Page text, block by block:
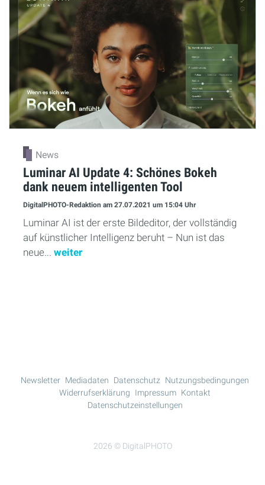
News
Luminar AI Update 4: Schönes Bokeh
dank neuem intelligenten Tool
DigitalPHOTO-Redaktion am 27.07.2021 um 15:04 Uhr
Luminar AI ist der erste Bildeditor, der vollständig
auf künstlicher Intelligenz beruht – Nun ist das
neue... weiter
2026 © DigitalPHOTO
Newsletter Mediadaten Datenschutz Nutzungsbedingungen
Widerrufserklärung
Impressum Kontakt
Datenschutzeinstellungen